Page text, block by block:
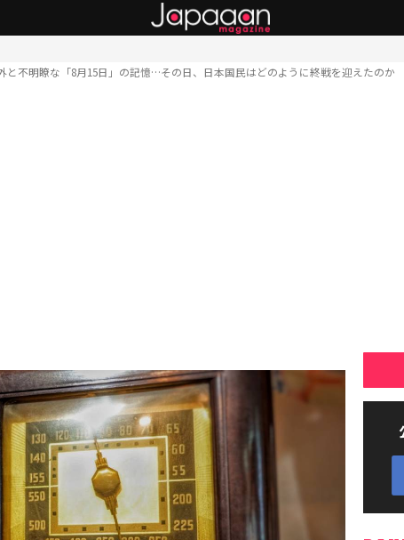
と不明瞭な「8月15日」の記憶…その日、日本国民はどのように終戦を迎えたのか